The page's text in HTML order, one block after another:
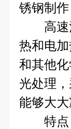
锈钢制
高速混
热和电
和其他
光处理
能够大
特点